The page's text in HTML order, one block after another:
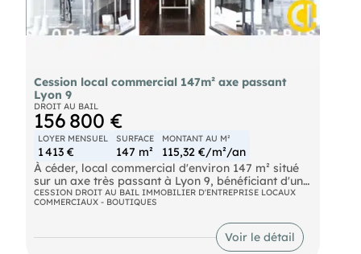
Cession local commercial 147m² axe passant
Lyon 9
DROIT AU BAIL
156 800 €
LOYER MENSUEL
1 413 €
SURFACE
147 m²
MONTANT AU M²
115,32 €/m²/an
À céder, local commercial d'environ 147 m² situé
sur un axe très passant à Lyon 9, bénéficiant d'une
excellente visibilité. Local clé en main, entièrement
rénové avec 150 000 Euros de travaux réalisés en
2022. Le bien offre de beaux volumes avec 4
mètres de hauteur sous plafond et une
climatisation réversible dans l'ensemble des
CESSION DROIT AU BAIL IMMOBILIER D'ENTREPRISE LOCAUX
COMMERCIAUX - BOUTIQUES
Voir le détail